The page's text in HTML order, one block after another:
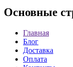
Основные
Главная
Блог
Доставка
Оплата